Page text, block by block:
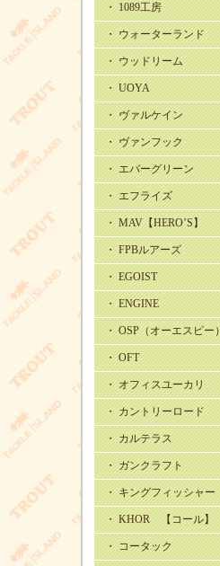
・ 1089工房
・ ウォーターランド
・ ウッドリーム
・ UOYA
・ ヴァルケイン
・ ヴァンフック
・ エバーグリーン
・ エフライズ
・ MAV【HERO’S】
・ FPBルアーズ
・ EGOIST
・ ENGINE
・ OSP（オーエスピー）
・ OFT
・ オフィスユーカリ
・ カントリーロード
・ カルテラス
・ ガンクラフト
・ キングフィッシャー
・ KHOR 【コール】
・ コータック